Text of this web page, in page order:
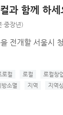
과 함께 하
중장년)
전개할 서울시
로컬 로컬 로컬창
방소멸 지역 지역